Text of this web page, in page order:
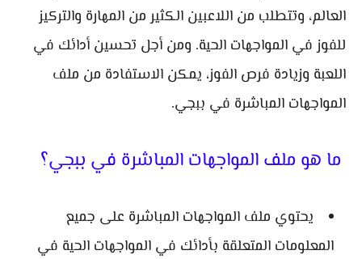
العالم، وتتطلب من اللاعبين الكثير من المهارة والتركيز
للفوز في المواجهات الحية. ومن أجل تحسين أدائك في
اللعبة وزيادة فرص الفوز، يمكن الاستفادة من ملف
المواجهات المباشرة في ببجي.
ما هو ملف المواجهات المباشرة في ببجي؟
يحتوي ملف المواجهات المباشرة على جميع
المعلومات المتعلقة بأدائك في المواجهات الحية في